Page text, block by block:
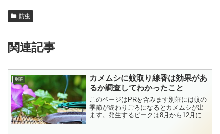
防虫
関連記事
別荘
カメムシに蚊取り線香は効果があ
るか調査してわかったこと
このページはPRを含みます別荘には蚊の
季節が終わりごろになるとカメムシが出
ます。発生するピークは8月から12月にか